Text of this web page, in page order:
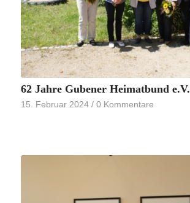
62 Jahre Gubener Heimatbund e.V.
15. Februar 2024 / 0 Kommentare